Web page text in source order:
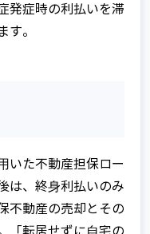
発症時の利払いを滞
す。
いた不動産担保ロー
は、終⾝利払いのみ
不動産の売却とその